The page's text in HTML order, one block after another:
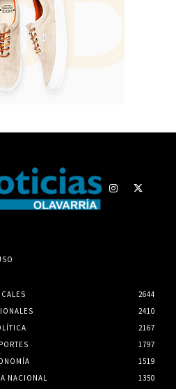
2644
2410
2167
1797
1519
NACIONAL
1350